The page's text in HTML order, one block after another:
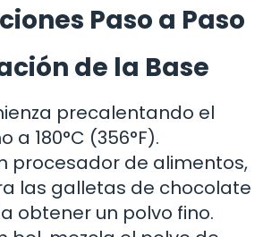
Paso a Paso
de la Base
precalentando el
a 180°C (356°F).
procesador de alimentos,
las galletas de chocolate
obtener un polvo fino.